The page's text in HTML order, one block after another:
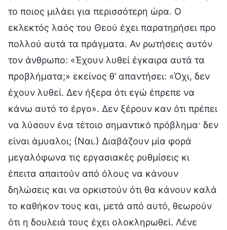
το ποιος μιλάει για περισσότερη ώρα. Ο
εκλεκτός λαός του Θεού έχει παρατηρήσει προ
πολλού αυτά τα πράγματα. Αν ρωτήσεις αυτόν
τον άνθρωπο: «Έχουν λυθεί έγκαιρα αυτά τα
προβλήματα;» εκείνος θ’ απαντήσει: «Όχι, δεν
έχουν λυθεί. Δεν ήξερα ότι εγώ έπρεπε να
κάνω αυτό το έργο». Δεν ξέρουν καν ότι πρέπει
να λύσουν ένα τέτοιο σημαντικό πρόβλημα· δεν
είναι άμυαλοι; (Ναι.) Διαβάζουν μία φορά
μεγαλόφωνα τις εργασιακές ρυθμίσεις κι
έπειτα απαιτούν από όλους να κάνουν
δηλώσεις και να ορκιστούν ότι θα κάνουν καλά
το καθήκον τους και, μετά από αυτό, θεωρούν
ότι η δουλειά τους έχει ολοκληρωθεί. Λένε